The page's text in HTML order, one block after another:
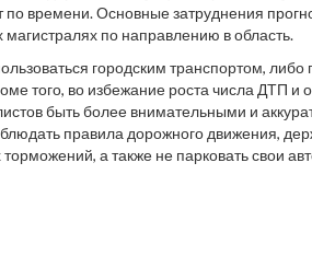
по времени. Основные затруднения
по направлению в область.
городским транспортом,
того, во избежание роста числа ДТП
быть более внимательными и
правила дорожного движения,
торможений, а также не парковать свои